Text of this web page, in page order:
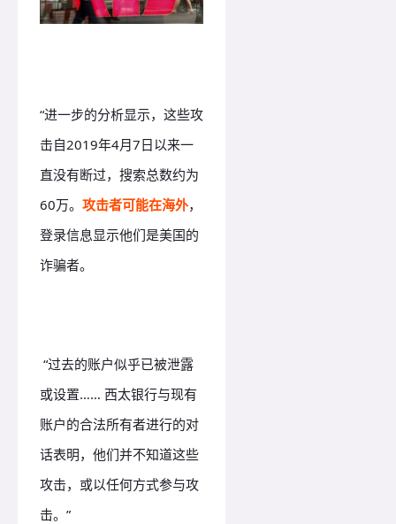
“进一步的分析显示，这些攻
击自2019年4月7日以来一
直没有断过，搜索总数约为
60万。 攻击者可能在海外，
登录信息显示他们是美国的
诈骗者。
“过去的账户似乎已被泄露
或设置…… 西太银行与现有
账户的合法所有者进行的对
话表明，他们并不知道这些
攻击，或以任何方式参与攻
击。”